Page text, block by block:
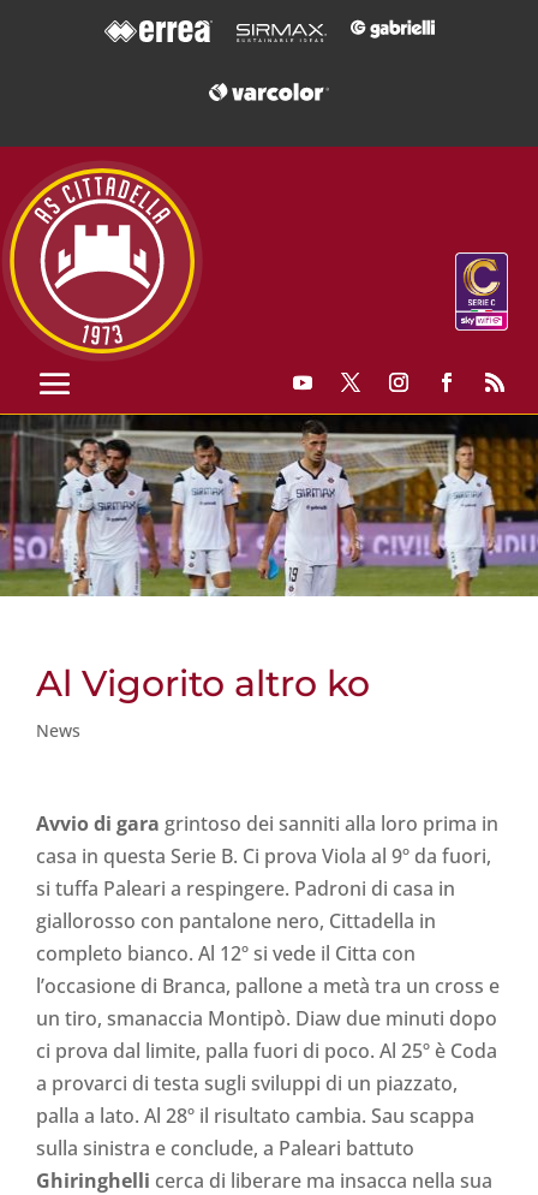
Al Vigorito altro ko
News
Avvio di gara grintoso dei sanniti alla loro prima in
casa in questa Serie B. Ci prova Viola al 9º da fuori,
si tuffa Paleari a respingere. Padroni di casa in
giallorosso con pantalone nero, Cittadella in
completo bianco. Al 12º si vede il Citta con
l’occasione di Branca, pallone a metà tra un cross e
un tiro, smanaccia Montipò. Diaw due minuti dopo
ci prova dal limite, palla fuori di poco. Al 25º è Coda
a provarci di testa sugli sviluppi di un piazzato,
palla a lato. Al 28º il risultato cambia. Sau scappa
sulla sinistra e conclude, a Paleari battuto
Ghiringhelli cerca di liberare ma insacca nella sua